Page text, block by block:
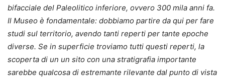
bifacciale del Paleolitico inferiore, ovvero 300 mila anni fa.
Il Museo è fondamentale: dobbiamo partire da qui per fare
studi sul territorio, avendo tanti reperti per tante epoche
diverse. Se in superficie troviamo tutti questi reperti, la
scoperta di un un sito con una stratigrafia importante
sarebbe qualcosa di estremante rilevante dal punto di vista